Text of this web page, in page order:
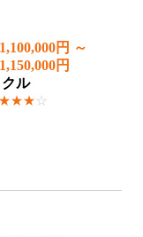
1,100,000円 ～
1,150,000円
ル
☆